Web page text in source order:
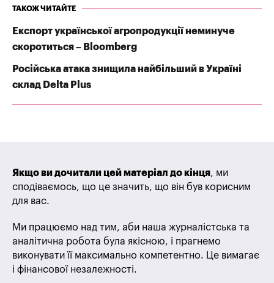
ТАКОЖ ЧИТАЙТЕ
Експорт української агропродукції неминуче
скоротиться – Bloomberg
Російська атака знищила найбільший в Україні
склад Delta Plus
Якщо ви дочитали цей матеріал до кінця, ми
сподіваємось, що це значить, що він був корисним
для вас.
Ми працюємо над тим, аби наша журналістська та
аналітична робота була якісною, і прагнемо
виконувати її максимально компетентно. Це вимагає
і фінансової незалежності.